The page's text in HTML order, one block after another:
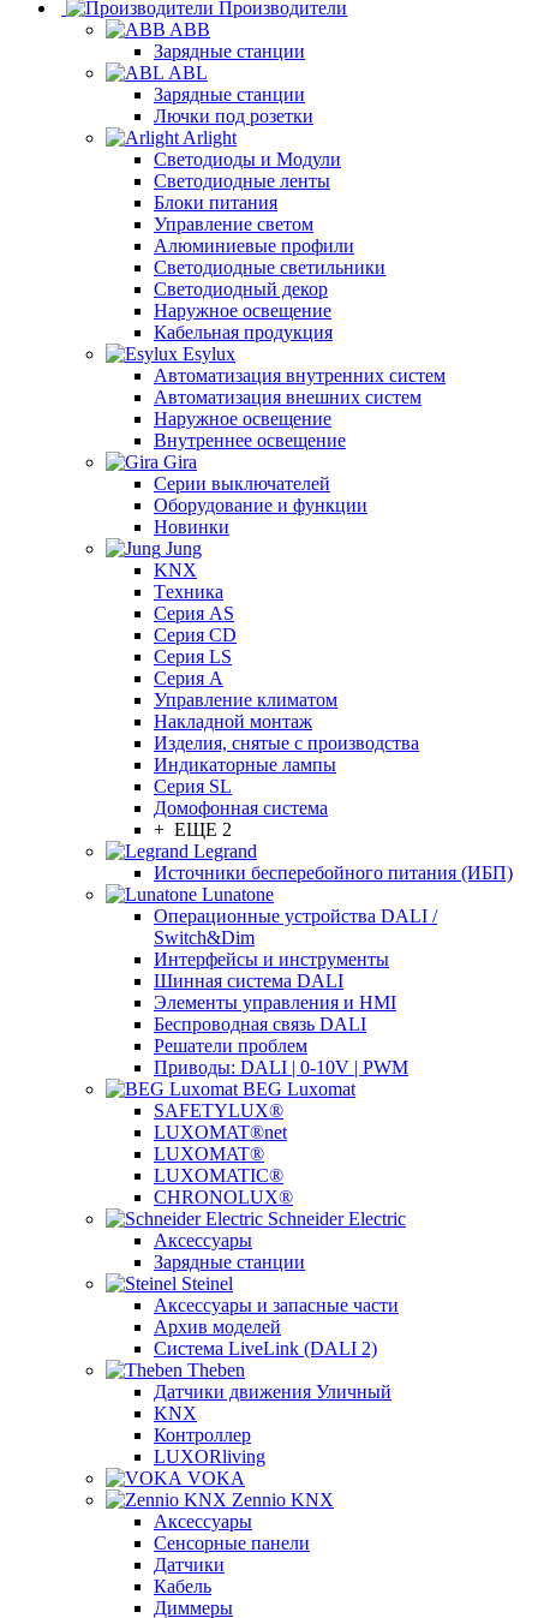
Производители
ABB
Зарядные станции
ABL
Зарядные станции
Лючки под розетки
Arlight
Светодиоды и Модули
Светодиодные ленты
Блоки питания
Управление светом
Алюминиевые профили
Светодиодные светильники
Светодиодный декор
Наружное освещение
Кабельная продукция
Esylux
Автоматизация внутренних систем
Автоматизация внешних систем
Наружное освещение
Внутреннее освещение
Gira
Серии выключателей
Оборудование и функции
Новинки
Jung
KNX
Tехника
Серия AS
Серия CD
Серия LS
Серия A
Управление климатом
Накладной монтаж
Изделия, снятые с производства
Индикаторные лампы
Серия SL
Домофонная система
+ ЕЩЕ 2
Legrand
Источники бесперебойного питания (ИБП)
Lunatone
Операционные устройства DALI /
Switch&Dim
Интерфейсы и инструменты
Шинная система DALI
Элементы управления и HMI
Беспроводная связь DALI
Решатели проблем
Приводы: DALI | 0-10V | PWM
BEG Luxomat
SAFETYLUX®
LUXOMAT®net
LUXOMAT®
LUXOMATIC®
CHRONOLUX®
Schneider Electric
Аксессуары
Зарядные станции
Steinel
Аксессуары и запасные части
Архив моделей
Система LiveLink (DALI 2)
Theben
Датчики движения Уличный
KNX
Контроллер
LUXORliving
VOKA
Zennio KNX
Аксессуары
Сенсорные панели
Датчики
Кабель
Диммеры